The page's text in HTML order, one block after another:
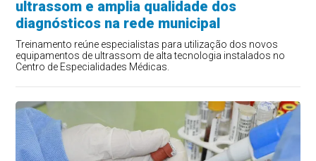
ultrassom e amplia qualidade dos
diagnósticos na rede municipal
Treinamento reúne especialistas para utilização dos novos
equipamentos de ultrassom de alta tecnologia instalados no
Centro de Especialidades Médicas.